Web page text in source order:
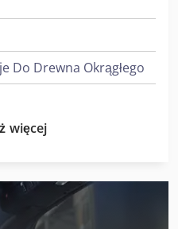
Do Drewna Okrągłego
więcej